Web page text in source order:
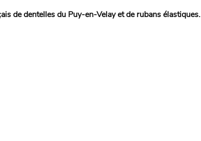
de dentelles du Puy-en-Velay et de rubans élastiques.